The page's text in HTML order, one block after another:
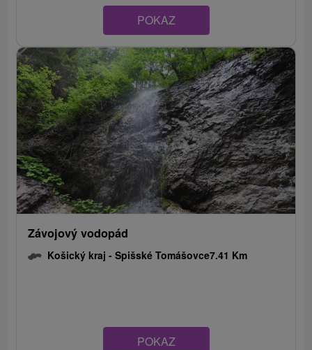
POKAZ
Závojový vodopád
Košický kraj -Spišské Tomášovce7.41 Km
POKAZ